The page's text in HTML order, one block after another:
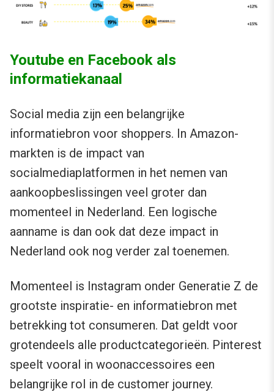
Youtube en Facebook als
informatiekanaal
Social media zijn een belangrijke
informatiebron voor shoppers. In Amazon-
markten is de impact van
socialmediaplatformen in het nemen van
aankoopbeslissingen veel groter dan
momenteel in Nederland. Een logische
aanname is dan ook dat deze impact in
Nederland ook nog verder zal toenemen.
Momenteel is Instagram onder Generatie Z de
grootste inspiratie- en informatiebron met
betrekking tot consumeren. Dat geldt voor
grotendeels alle productcategorieën. Pinterest
speelt vooral in woonaccessoires een
belangrijke rol in de customer journey.